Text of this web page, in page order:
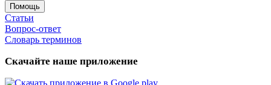
Помощь
Статьи
Вопрос-ответ
Словарь терминов
Скачайте наше приложение